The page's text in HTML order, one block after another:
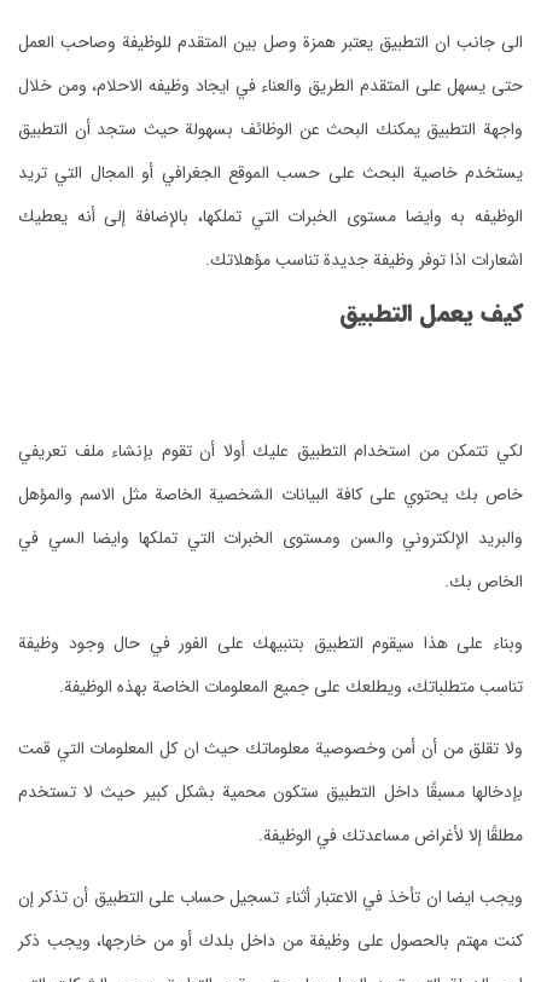
الى جانب ان التطبيق يعتبر همزة وصل بين المتقدم للوظيفة وصاحب العمل
حتى يسهل على المتقدم الطريق والعناء في ايجاد وظيفه الاحلام، ومن خلال
واجهة التطبيق يمكنك البحث عن الوظائف بسهولة حيث ستجد أن التطبيق
يستخدم خاصية البحث على حسب الموقع الجغرافي أو المجال التي تريد
الوظيفه به وايضا مستوى الخبرات التي تملكها، بالإضافة إلى أنه يعطيك
اشعارات اذا توفر وظيفة جديدة تناسب مؤهلاتك.
كيف يعمل التطبيق
لكي تتمكن من استخدام التطبيق عليك أولا أن تقوم بإنشاء ملف تعريفي
خاص بك يحتوي على كافة البيانات الشخصية الخاصة مثل الاسم والمؤهل
والبريد الإلكتروني والسن ومستوى الخبرات التي تملكها وايضا السي في
الخاص بك.
وبناء على هذا سيقوم التطبيق بتنبيهك على الفور في حال وجود وظيفة
تناسب متطلباتك، ويطلعك على جميع المعلومات الخاصة بهذه الوظيفة.
ولا تقلق من أن أمن وخصوصية معلوماتك حيث ان كل المعلومات التي قمت
بإدخالها مسبقًا داخل التطبيق ستكون محمية بشكل كبير حيث لا تستخدم
مطلقًا إلا لأغراض مساعدتك في الوظيفة.
ويجب ايضا ان تأخذ في الاعتبار أثناء تسجيل حساب على التطبيق أن تذكر إن
كنت مهتم بالحصول على وظيفة من داخل بلدك أو من خارجها، ويجب ذكر